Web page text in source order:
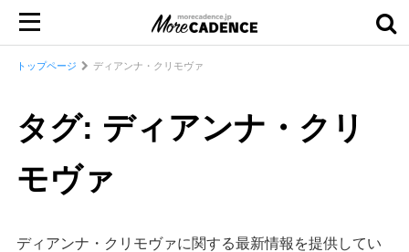
トップページ ディアンナ・クリモヴァ
タグ: ディアンナ・クリ
モヴァ
ディアンナ・クリモヴァに関する最新情報を提供してい